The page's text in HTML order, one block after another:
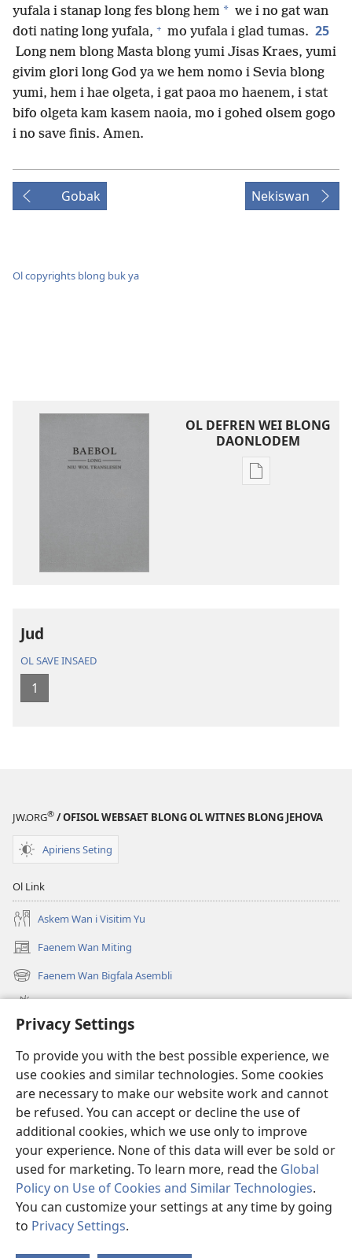
Privacy Settings
To provide you with the best possible experience, we
use cookies and similar technologies. Some cookies
are necessary to make our website work and cannot
be refused. You can accept or decline the use of
additional cookies, which we use only to improve
your experience. None of this data will ever be sold or
used for marketing. To learn more, read the Global
Policy on Use of Cookies and Similar Technologies.
You can customize your settings at any time by going
to Privacy Settings.
yufala i stanap long fes blong hem * we i no gat wan
doti nating long yufala, + mo yufala i glad tumas. 25
Long nem blong Masta blong yumi Jisas Kraes, yumi
givim glori long God ya we hem nomo i Sevia blong
yumi, hem i hae olgeta, i gat paoa mo haenem, i stat
bifo olgeta kam kasem naoia, mo i gohed olsem gogo
i no save finis. Amen.
Gobak Nekiswan
Ol copyrights blong buk ya
OL DEFREN WEI BLONG
DAONLODEM
Ol
Jud
OL SAVE INSAED
1
JW.ORG® / OFISOL WEBSAET BLONG OL WITNES BLONG JEHOVA
Apiriens Seting
Ol Link
Askem Wan i Visitim Yu
Faenem Wan Miting
(openem
wan
niufala
windo)
Faenem Wan Bigfala Asembli
(openem
wan
windo)
Wanem niufala samting
Ol Video
Lukaotem Insaed Long JW.ORG
Presen Mane
(openem
wan
niufala
windo)
Wajtaoa LAEBRI LONG INTENET™
(openem
wan
niufala
windo)
®
(openem
wan
niufala
windo)